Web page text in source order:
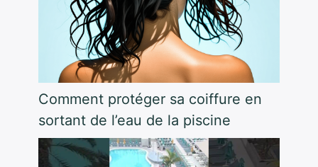
Comment protéger sa coiffure en
sortant de l’eau de la piscine